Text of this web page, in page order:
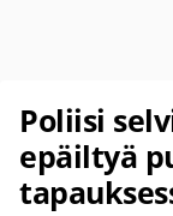
Poliisi
epäiltyä